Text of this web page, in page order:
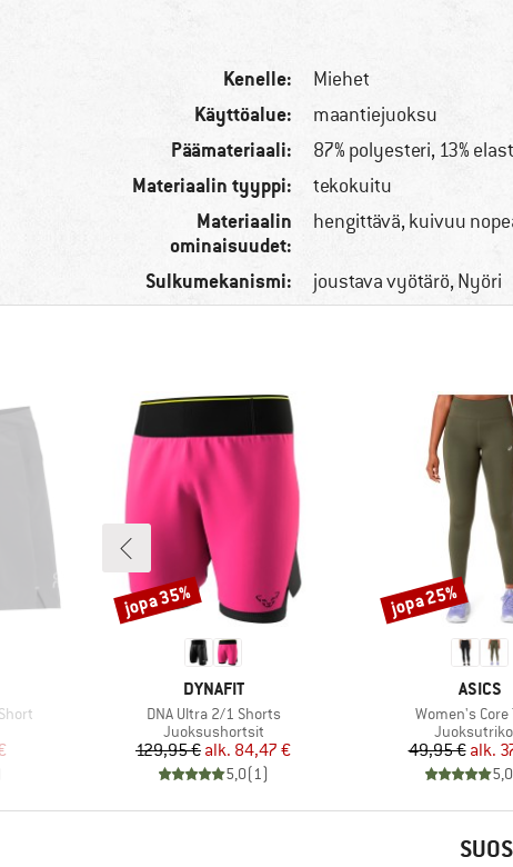
Kenelle: Miehet
Käyttöalue: maantiejuoksu
Päämateriaali: 87% polyesteri, 13%
Materiaalin tyyppi: tekokuitu
Materiaalin
ominaisuudet:
hengittävä, kuivuu
Sulkumekanismi: joustava vyötärö, Nyöri
hinta
MERKKI
DYNAFIT
Tuote
DNA Ultra 2/1 Shorts
Tuoteryhmä
Juoksushortsit
Hinta
129,95 € Alennettu hinta
alk. 84,47 €
5,0(1)
Alennus
jopa 35%
MERKKI
ASICS
Tuote
Women's Core
Tuoteryhmä
49,95 € alk.
5,0
Alennus
jopa 25%